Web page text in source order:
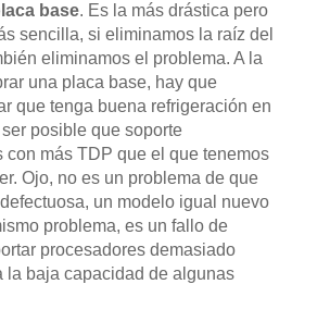
base. Es la más drástica pero
sencilla, si eliminamos la raíz del
eliminamos el problema. A la
una placa base, hay que
que tenga buena refrigeración en
ser posible que soporte
con más TDP que el que tenemos
Ojo, no es un problema de que
un modelo igual nuevo
problema, es un fallo de
procesadores demasiado
la baja capacidad de algunas